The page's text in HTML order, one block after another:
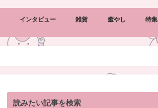
インタビュー 雑貨
キャラクター雑貨
カントリー雑貨
インテリア雑貨
おすすめギフト・プレゼント
癒やし 特集
読みたい記事を検索